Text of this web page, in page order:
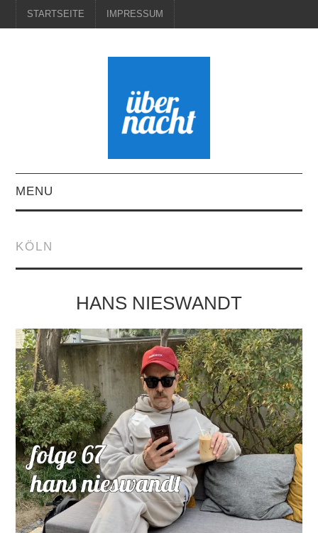
STARTSEITE IMPRESSUM
MENU
KÖLN
HANS NIESWANDT